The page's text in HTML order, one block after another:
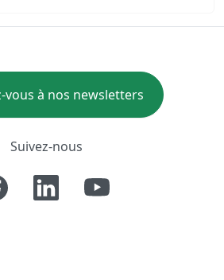
vous à nos newsletters
Suivez-nous